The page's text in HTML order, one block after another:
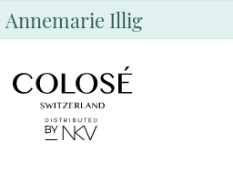
Annemarie Illig